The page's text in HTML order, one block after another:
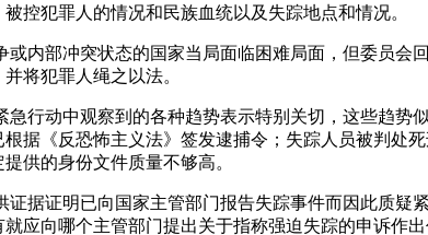
控犯罪人的情况和民族血统以及失踪地点和情况。
或内部冲突状态的国家当局面临困难局面，但委员会
将犯罪人绳之以法。
急行动中观察到的各种趋势表示特别关切，这些趋势
据《反恐怖主义法》签发逮捕令；失踪人员被判处
供的身份文件质量不够高。
证据证明已向国家主管部门报告失踪事件而因此质疑
应向哪个主管部门提出关于指称强迫失踪的申诉作出